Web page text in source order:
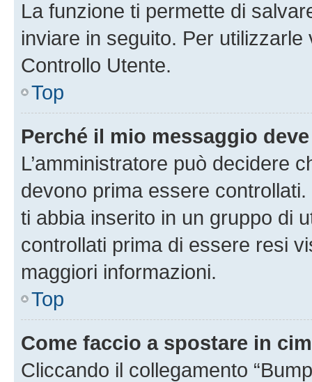
La funzione ti permette di
inviare in seguito. Per utilizzarle
Controllo Utente.
Top
Perché il mio messaggio
L’amministratore può decidere
devono prima essere
ti abbia inserito in un gruppo di
controllati prima di essere resi
maggiori informazioni.
Top
Come faccio a spostare in
Cliccando il collegamento